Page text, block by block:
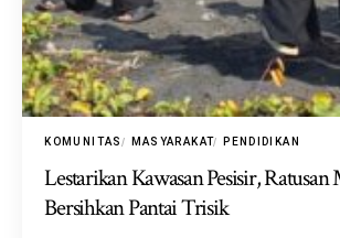
KOMUNITAS MASYARAKAT PENDIDIKAN
Lestarikan Kawasan Pesisir, Ratusan
Bersihkan Pantai Trisik